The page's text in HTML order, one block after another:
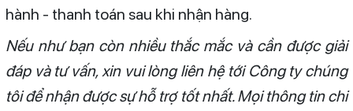
hành - thanh toán sau khi nhận hàng.
Nếu như bạn còn nhiều thắc mắc và cần được giải
đáp và tư vấn, xin vui lòng liên hệ tới Công ty chúng
tôi để nhận được sự hỗ trợ tốt nhất. Mọi thông tin chi